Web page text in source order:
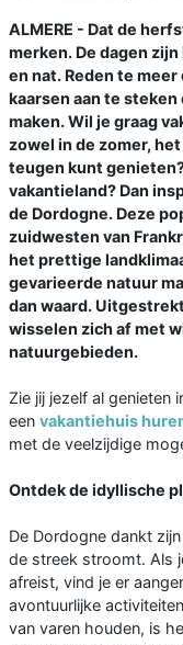
ALMERE - Dat de
merken. De dagen
en nat. Reden te
kaarsen aan te
maken. Wil je graag
zowel in de zomer,
teugen kunt
vakantieland? Dan
de Dordogne. Deze
zuidwesten van
het prettige
gevarieerde natuur
dan waard.
wisselen zich af met
natuurgebieden.
Zie jij jezelf al genieten
een vakantiehuis
met de veelzijdige
Ontdek de idyllische
De Dordogne dankt
de streek stroomt. Als
afreist, vind je er
avontuurlijke
van varen houden, is